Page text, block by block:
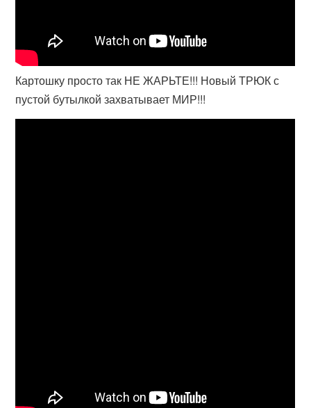
Картошку просто так НЕ ЖАРЬТЕ!!! Новый ТРЮК с
пустой бутылкой захватывает МИР!!!